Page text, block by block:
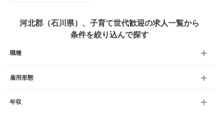
河北郡（石川県）、子育て世代歓迎の求人一覧から
条件を絞り込んで探す
職種
雇用形態
年収